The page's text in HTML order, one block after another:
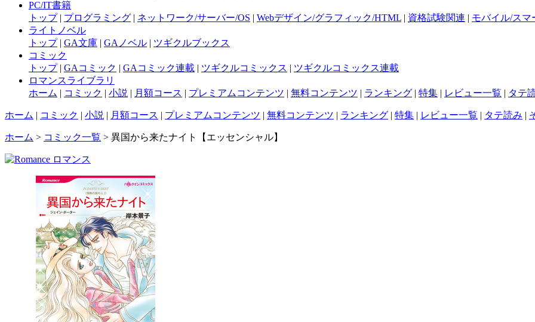
PC/IT書籍
トップ| プログラミング | ネットワーク/サーバー/OS | Webデザイン/グラフィック/HTML | 資格試験関連 | モバイル/スマ
ライトノベル
トップ| GA文庫 | GAノベル | ツギクルブックス
コミック
トップ| GAコミック | GAコミック連載 | ツギクルコミックス | ツギクルコミックス連載
ロマンスライブラリ
ホーム | コミック | 小説 | 月額コース | プレミアムコンテンツ | 無料コンテンツ | ランキング | 特集 | レビュー一覧 | タテ
ホーム | コミック | 小説 | 月額コース | プレミアムコンテンツ | 無料コンテンツ | ランキング | 特集 | レビュー一覧 | タテ読み |
ホーム > コミック一覧 > 異国から来たナイト【エッセンシャル】